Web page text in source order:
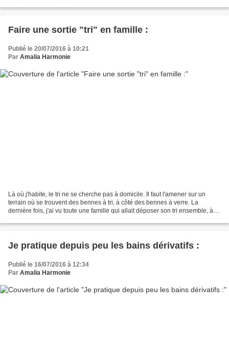
Faire une sortie "tri" en famille :
Publié le 20/07/2016 à 10:21
Par Amalia Harmonie
Là où j'habite, le tri ne se cherche pas à domicile. Il faut l'amener sur un
terrain où se trouvent des bennes à tri, à côté des bennes à verre. La
dernière fois, j'ai vu toute une famille qui allait déposer son tri ensemble, à
Je pratique depuis peu les bains dérivatifs :
Publié le 16/07/2016 à 12:34
Par Amalia Harmonie